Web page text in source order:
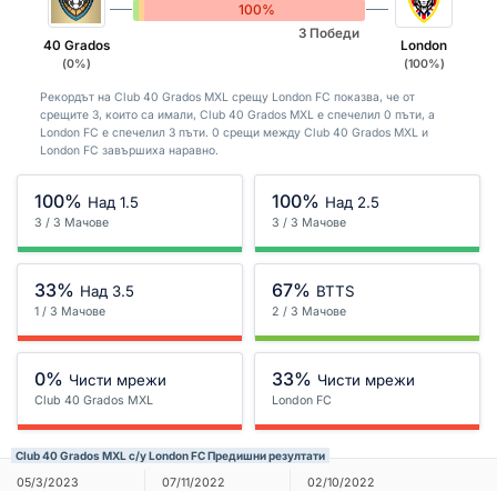
40 Grados
(0%)
100%
3 Победи
London
(100%)
Рекордът на Club 40 Grados MXL срещу London FC показва, че от
срещите 3, които са имали, Club 40 Grados MXL е спечелил 0 пъти, а
London FC е спечелил 3 пъти. 0 срещи между Club 40 Grados MXL и
London FC завършиха наравно.
100% Над 1.5
3 / 3 Мачове
100% Над 2.5
3 / 3 Мачове
33% Над 3.5
1 / 3 Мачове
67% BTTS
2 / 3 Мачове
0% Чисти мрежи
Club 40 Grados MXL
33% Чисти мрежи
London FC
Club 40 Grados MXL с/у London FC Предишни резултати
05/3/2023 07/11/2022 02/10/2022